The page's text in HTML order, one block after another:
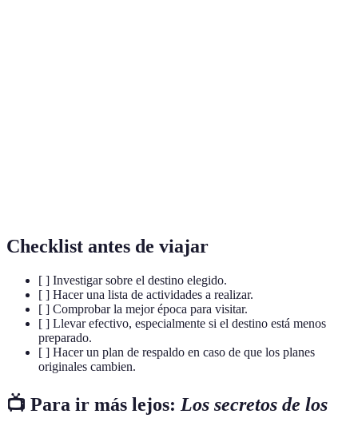
Checklist antes de viajar
[ ] Investigar sobre el destino elegido.
[ ] Hacer una lista de actividades a realizar.
[ ] Comprobar la mejor época para visitar.
[ ] Llevar efectivo, especialmente si el destino está menos
preparado.
[ ] Hacer un plan de respaldo en caso de que los planes
originales cambien.
📺 Para ir más lejos: Los secretos de los